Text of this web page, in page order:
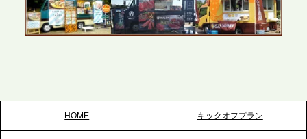
2026.5.22
2026.5.20
HOME キックオフプラン